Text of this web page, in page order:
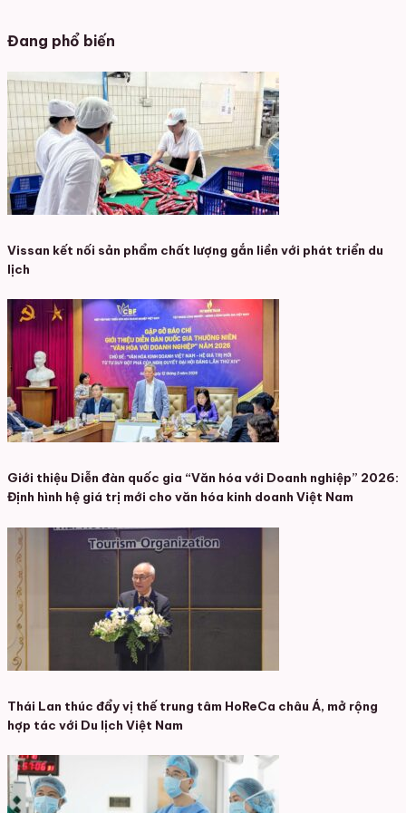
Đang phổ biến
Vissan kết nối sản phẩm chất lượng gắn liền với phát triển du
lịch
Giới thiệu Diễn đàn quốc gia “Văn hóa với Doanh nghiệp” 2026:
Định hình hệ giá trị mới cho văn hóa kinh doanh Việt Nam
Thái Lan thúc đẩy vị thế trung tâm HoReCa châu Á, mở rộng
hợp tác với Du lịch Việt Nam